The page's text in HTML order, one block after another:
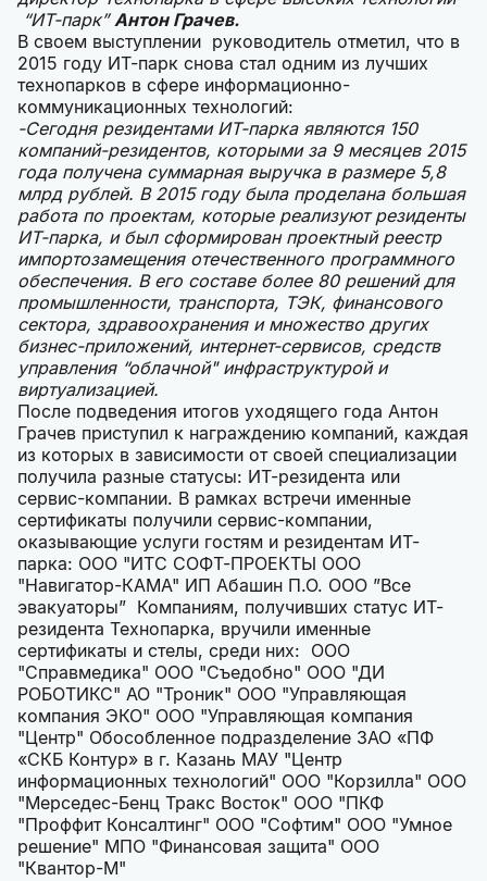
“ИТ-парк”Антон Грачев.
В своем выступлении руководитель отметил, что в
2015 году ИТ-парк снова стал одним из лучших
технопарков в сфере информационно-
коммуникационных технологий:
-Сегодня резидентами ИТ-парка являются 150
компаний-резидентов, которыми за 9 месяцев 2015
года получена суммарная выручка в размере 5,8
млрд рублей. В 2015 году была проделана большая
работа по проектам, которые реализуют резиденты
ИТ-парка, и был сформирован проектный реестр
импортозамещения отечественного программного
обеспечения. В его составе более 80 решений для
промышленности, транспорта, ТЭК, финансового
сектора, здравоохранения и множество других
бизнес-приложений, интернет-сервисов, средств
управления “облачной" инфраструктурой и
виртуализацией.
После подведения итогов уходящего года Антон
Грачев приступил к награждению компаний, каждая
из которых в зависимости от своей специализации
получила разные статусы: ИТ-резидента или
сервис-компании. В рамках встречи именные
сертификаты получили сервис-компании,
оказывающие услуги гостям и резидентам ИТ-
парка: ООО "ИТС СОФТ-ПРОЕКТЫ ООО
"Навигатор-КАМА" ИП Абашин П.О. ООО ”Все
эвакуаторы” Компаниям, получивших статус ИТ-
резидента Технопарка, вручили именные
сертификаты и стелы, среди них: ООО
"Справмедика" ООО "Съедобно" ООО "ДИ
РОБОТИКС" АО "Троник" ООО "Управляющая
компания ЭКО" ООО "Управляющая компания
"Центр" Обособленное подразделение ЗАО «ПФ
«СКБ Контур» в г. Казань МАУ "Центр
информационных технологий" ООО "Корзилла" ООО
"Мерседес-Бенц Тракс Восток" ООО "ПКФ
"Проффит Консалтинг" ООО "Софтим" ООО "Умное
решение" МПО "Финансовая защита" ООО
"Квантор-М"